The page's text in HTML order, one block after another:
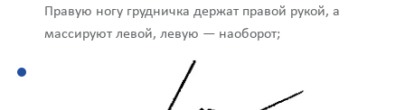
Правую ногу грудничка держат правой рукой, а
массируют левой, левую — наоборот;